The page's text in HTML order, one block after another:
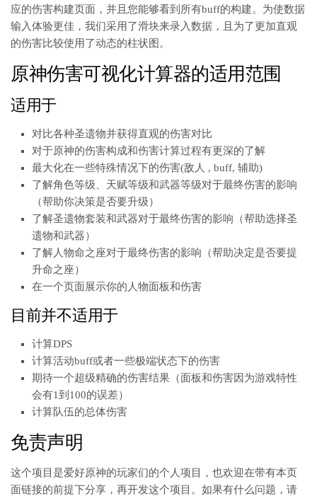
应的伤害构建页面，并且您能够看到所有buff的构建。为使数据
输入体验更佳，我们采用了滑块来录入数据，且为了更加直观
的伤害比较使用了动态的柱状图。
原神伤害可视化计算器的适用范围
适用于
对比各种圣遗物并获得直观的伤害对比
对于原神的伤害构成和伤害计算过程有更深的了解
最大化在一些特殊情况下的伤害(敌人 , buff, 辅助)
了解角色等级、天赋等级和武器等级对于最终伤害的影响
（帮助你决策是否要升级）
了解圣遗物套装和武器对于最终伤害的影响（帮助选择圣
遗物和武器）
了解人物命之座对于最终伤害的影响（帮助决定是否要提
升命之座）
在一个页面展示你的人物面板和伤害
目前并不适用于
计算DPS
计算活动buff或者一些极端状态下的伤害
期待一个超级精确的伤害结果（面板和伤害因为游戏特性
会有1到100的误差）
计算队伍的总体伤害
免责声明
这个项目是爱好原神的玩家们的个人项目，也欢迎在带有本页
面链接的前提下分享，再开发这个项目。如果有什么问题，请